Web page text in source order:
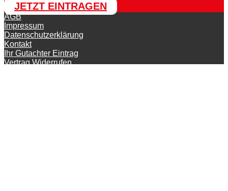
JETZT EINTRAGEN
AGB
Impressum
Datenschutzerklärung
Kontakt
Ihr Gutachter Eintrag
Vertrag Widerrufen